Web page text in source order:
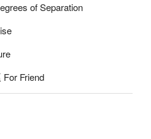
of Separation
Friend